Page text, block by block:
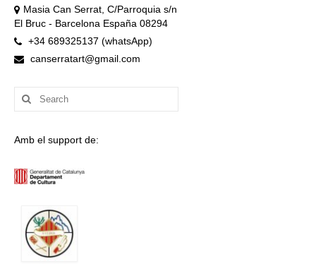
Masia Can Serrat, C/Parroquia s/n
El Bruc - Barcelona España 08294
+34 689325137 (whatsApp)
canserratart@gmail.com
Search
for:
Amb el support de: